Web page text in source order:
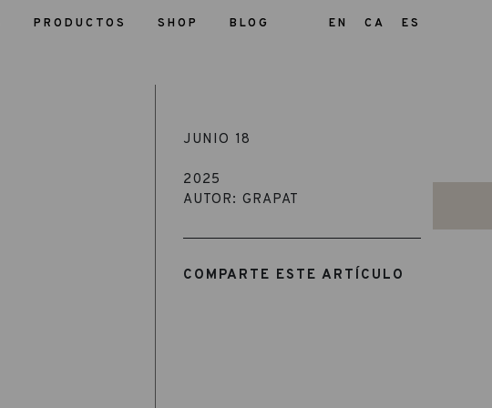
PRODUCTOS SHOP BLOG EN CA ES
JUNIO 18
2025
AUTOR: GRAPAT
COMPARTE ESTE ARTÍCULO